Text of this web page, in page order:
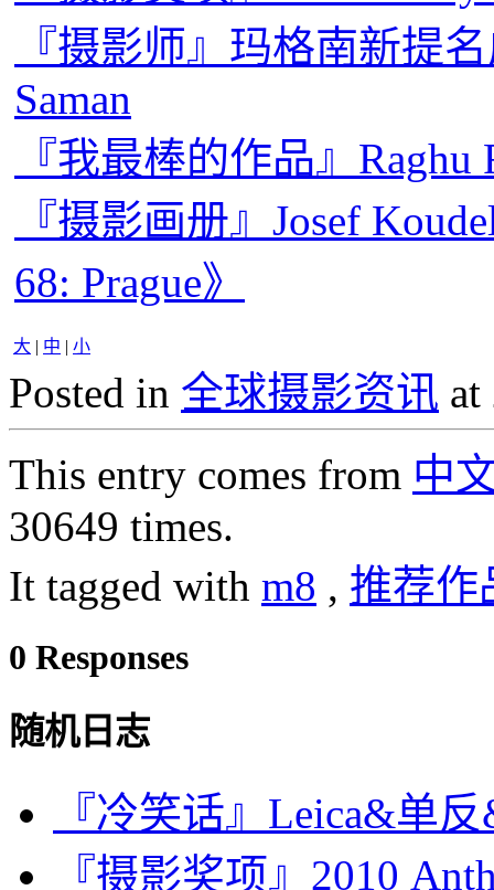
『摄影师』玛格南新提
Saman
『我最棒的作品』
『摄影画册』Josef
68: Prague》
大 | 中 | 小
Posted in 全球摄影资讯 at
This entry comes from 中
30649 times.
It tagged with m8 , 推荐作
0 Responses
随机日志
『冷笑话』Leica&单
『摄影奖项』2010